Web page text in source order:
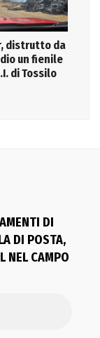
distrutto da
un fienile
di Tossilo
DI
DI POSTA,
NEL CAMPO